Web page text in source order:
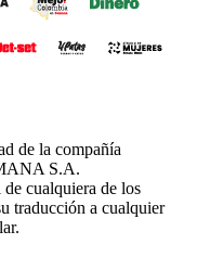
de la compañía
S.A.
cualquiera de los
traducción a cualquier